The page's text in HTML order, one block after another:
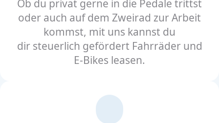
Ob du privat gerne in die Pedale trittst
oder auch auf dem Zweirad zur Arbeit
kommst, mit uns kannst du
dir steuerlich gefördert Fahrräder und
E-Bikes leasen.